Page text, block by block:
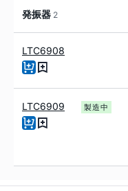
発振器 2
LTC6908
LTC6909 製造中